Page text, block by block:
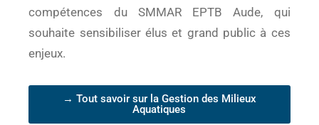
compétences du SMMAR EPTB Aude, qui
souhaite sensibiliser élus et grand public à ces
enjeux.
→ Tout savoir sur la Gestion des Milieux
Aquatiques